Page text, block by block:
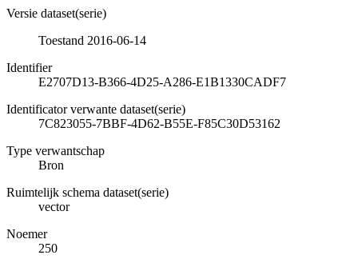
Versie dataset(serie)
Toestand 2016-06-14
Identifier
E2707D13-B366-4D25-A286-E1B1330CADF7
Identificator verwante dataset(serie)
7C823055-7BBF-4D62-B55E-F85C30D53162
Type verwantschap
Bron
Ruimtelijk schema dataset(serie)
vector
Noemer
250